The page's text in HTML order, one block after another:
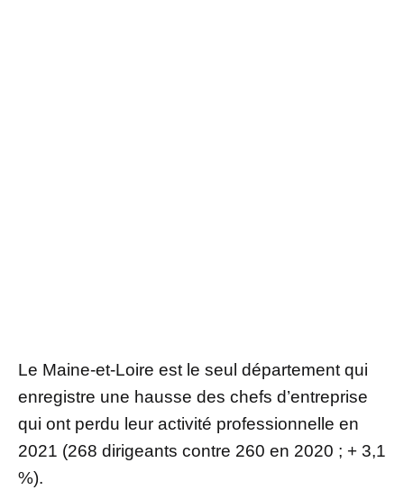
Le Maine-et-Loire est le seul département qui
enregistre une hausse des chefs d’entreprise
qui ont perdu leur activité professionnelle en
2021 (268 dirigeants contre 260 en 2020 ; + 3,1
%).